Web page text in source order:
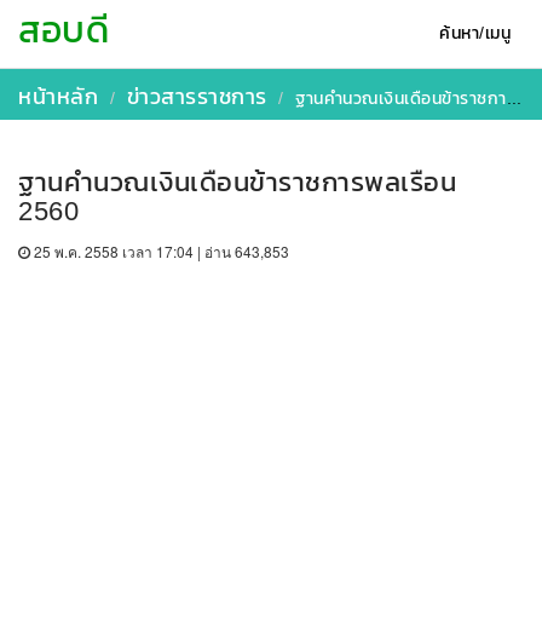
ค้นหา/เมนู
สอบดี
หน้าหลัก ข่าวสารราชการ ฐานคำนวณเงินเดือนข้าราชการพลเรือน 2560
ฐานคำนวณเงินเดือนข้าราชการพลเรือน
2560
25 พ.ค. 2558 เวลา 17:04 | อ่าน 643,853